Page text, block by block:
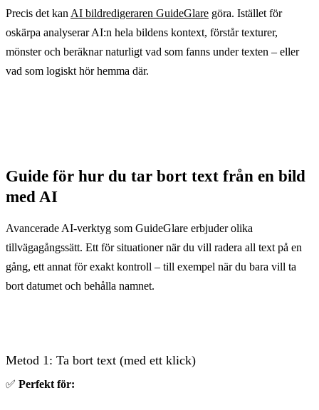
Precis det kan AI bildredigeraren GuideGlare göra. Istället för
oskärpa analyserar AI:n hela bildens kontext, förstår texturer,
mönster och beräknar naturligt vad som fanns under texten – eller
vad som logiskt hör hemma där.
Guide för hur du tar bort text från en bild
med AI
Avancerade AI-verktyg som GuideGlare erbjuder olika
tillvägagångssätt. Ett för situationer när du vill radera all text på en
gång, ett annat för exakt kontroll – till exempel när du bara vill ta
bort datumet och behålla namnet.
Metod 1: Ta bort text (med ett klick)
✅ Perfekt för: